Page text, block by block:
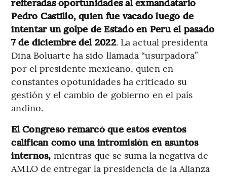
Pedro Castillo, quien fue vacado luego de
intentar un golpe de Estado en Perú el pasado
7 de diciembre del 2022. La actual presidenta
Dina Boluarte ha sido llamada “usurpadora”
por el presidente mexicano, quien en
constantes opotunidades ha criticado su
gestión y el cambio de gobierno en el país
andino.
El Congreso remarcó que estos eventos
califican como una intromisión en asuntos
internos, mientras que se suma la negativa de
AMLO de entregar la presidencia de la Alianza